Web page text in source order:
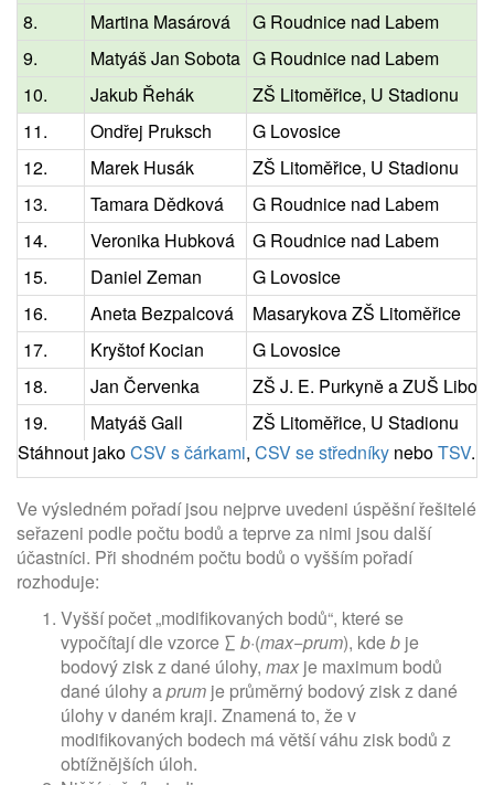
8.
Martina Masárová
G Roudnice nad Labem
9.
Matyáš Jan Sobota G Roudnice nad Labem
10.
Jakub Řehák
ZŠ Litoměřice, U Stadionu
11.
Ondřej Pruksch
G Lovosice
12.
Marek Husák
ZŠ Litoměřice, U Stadionu
13.
Tamara Dědková
G Roudnice nad Labem
14.
Veronika Hubková
G Roudnice nad Labem
15.
Daniel Zeman
G Lovosice
16.
Aneta Bezpalcová
Masarykova ZŠ Litoměřice
17.
Kryštof Kocian
G Lovosice
18.
Jan Červenka
ZŠ J. E. Purkyně a ZUŠ
19.
Matyáš Gall
ZŠ Litoměřice, U Stadionu
Stáhnout jakoCSV s čárkami, CSV se středníky neboTSV.
Ve výsledném pořadí jsou nejprve uvedeni úspěšní řešitelé
seřazeni podle počtu bodů a teprve za nimi jsou další
účastníci. Při shodném počtu bodů o vyšším pořadí
rozhoduje:
Vyšší počet „modifikovaných bodů“, které se
vypočítají dle vzorce ∑ b·(max−prum), kdeb je
bodový zisk z dané úlohy, max je maximum bodů
dané úlohy aprum je průměrný bodový zisk z dané
úlohy v daném kraji. Znamená to, že v
modifikovaných bodech má větší váhu zisk bodů z
obtížnějších úloh.